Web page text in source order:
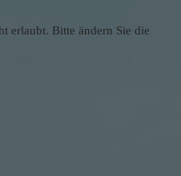
erlaubt. Bitte ändern Sie die